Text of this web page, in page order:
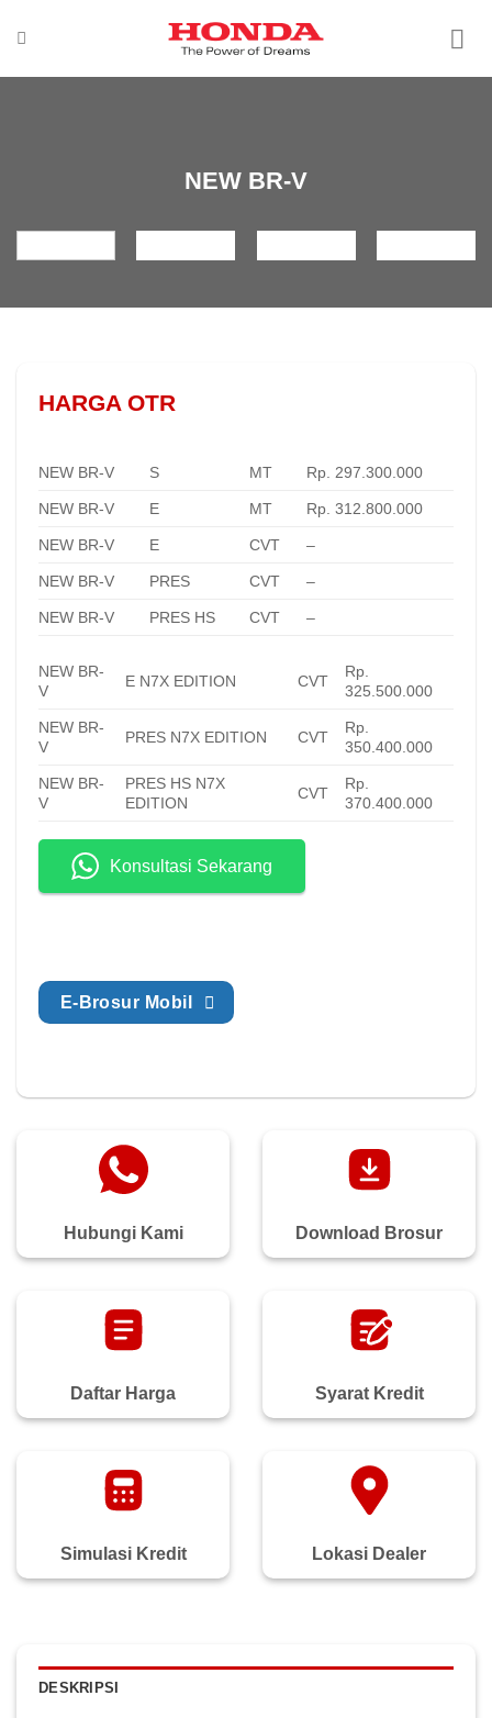
NEW BR-V
HARGA OTR
NEW BR-V S MT Rp. 297.300.000
NEW BR-V E MT Rp. 312.800.000
NEW BR-V E CVT –
NEW BR-V PRES CVT –
NEW BR-V PRES HS CVT –
NEW BR-
V
E N7X EDITION CVT
Rp.
325.500.000
NEW BR-
V
PRES N7X EDITION CVT
Rp.
350.400.000
NEW BR-
V
PRES HS N7X
EDITION
CVT
Rp.
370.400.000
Konsultasi Sekarang
E-Brosur Mobil
Hubungi Kami Download Brosur
Daftar Harga Syarat Kredit
Simulasi Kredit Lokasi Dealer
DESKRIPSI